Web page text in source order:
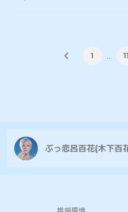
1 … 11
ぶっ恋呂百花(木下百